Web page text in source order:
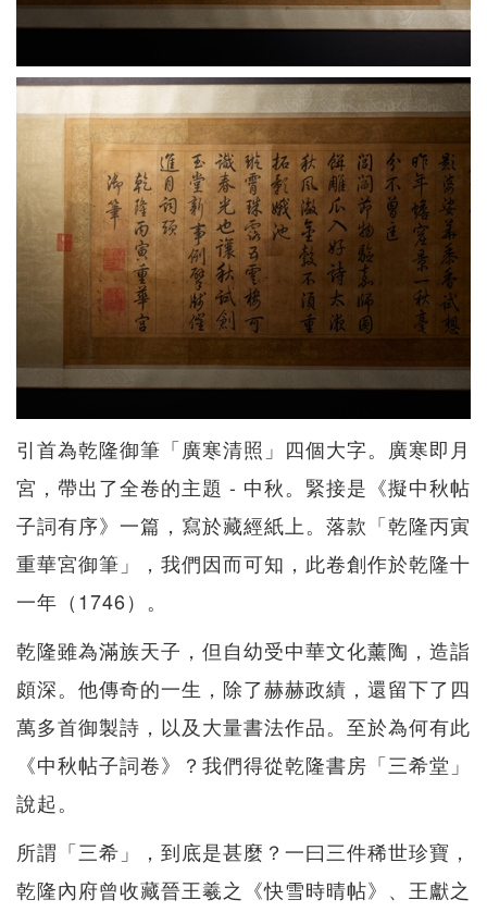
引首為乾隆御筆「廣寒清照」四個大字。廣寒即月
宮，帶出了全卷的主題 - 中秋。緊接是《擬中秋帖
子詞有序》一篇，寫於藏經紙上。落款「乾隆丙寅
重華宮御筆」，我們因而可知，此卷創作於乾隆十
一年（1746）。
乾隆雖為滿族天子，但自幼受中華文化薰陶，造詣
頗深。他傳奇的一生，除了赫赫政績，還留下了四
萬多首御製詩，以及大量書法作品。至於為何有此
《中秋帖子詞卷》？我們得從乾隆書房「三希堂」
說起。
所謂「三希」，到底是甚麼？一曰三件稀世珍寶，
乾隆內府曾收藏晉王羲之《快雪時晴帖》、王獻之